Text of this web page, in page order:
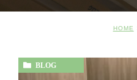
HOME
BLOG